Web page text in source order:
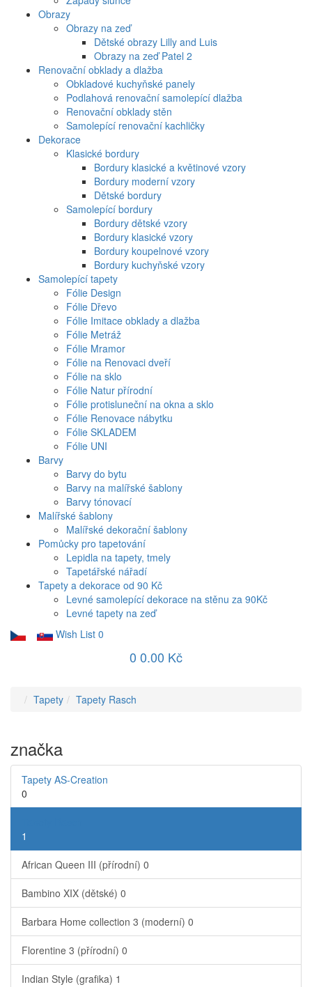
Obrazy
Obrazy na zeď
Dětské obrazy Lilly and Luis
Obrazy na zeď Patel 2
Renovační obklady a dlažba
Obkladové kuchyňské panely
Podlahová renovační samolepící dlažba
Renovační obklady stěn
Samolepící renovační kachličky
Dekorace
Klasické bordury
Bordury klasické a květinové vzory
Bordury moderní vzory
Dětské bordury
Samolepící bordury
Bordury dětské vzory
Bordury klasické vzory
Bordury koupelnové vzory
Bordury kuchyňské vzory
Samolepící tapety
Fólie Design
Fólie Dřevo
Fólie Imitace obklady a dlažba
Fólie Metráž
Fólie Mramor
Fólie na Renovaci dveří
Fólie na sklo
Fólie Natur přírodní
Fólie protisluneční na okna a sklo
Fólie Renovace nábytku
Fólie SKLADEM
Fólie UNI
Barvy
Barvy do bytu
Barvy na malířské šablony
Barvy tónovací
Malířské šablony
Malířské dekorační šablony
Pomůcky pro tapetování
Lepidla na tapety, tmely
Tapetářské nářadí
Tapety a dekorace od 90 Kč
Levné samolepící dekorace na stěnu za 90Kč
Levné tapety na zeď
Wish List 0
0 0.00 Kč
Tapety Tapety Rasch
značka
Tapety AS-Creation
0
1
African Queen III (přírodní) 0
Bambino XIX (dětské) 0
Barbara Home collection 3 (moderní) 0
Florentine 3 (přírodní) 0
Indian Style (grafika) 1